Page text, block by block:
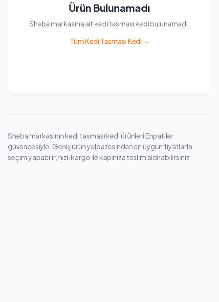
Ürün Bulunamadı
Sheba markasına ait kedi tasması kedi bulunamadı.
Tüm Kedi Tasması Kedi →
Sheba markasının kedi tasması kedi ürünleri Enpatiler
güvencesiyle. Geniş ürün yelpazesinden en uygun fiyatlarla
seçim yapabilir, hızlı kargo ile kapınıza teslim aldırabilirsiniz.